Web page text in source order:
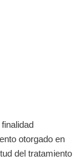
otorgado en
del tratamiento